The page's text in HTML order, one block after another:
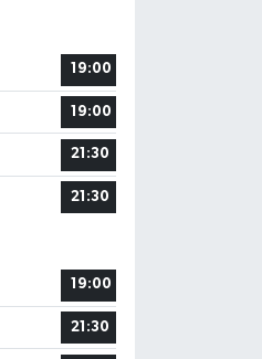
19:00
19:00
21:30
21:30
19:00
21:30